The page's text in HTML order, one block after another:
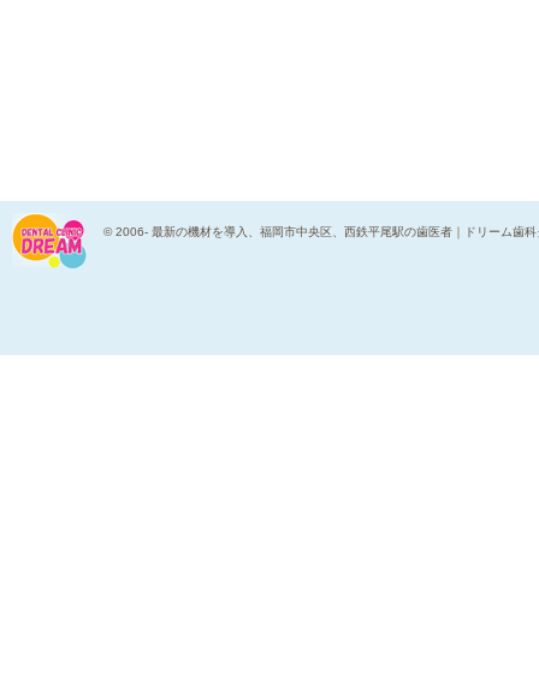
© 2006- 最新の機材を導入、福岡市中央区、西鉄平尾駅の歯医者｜ドリーム歯